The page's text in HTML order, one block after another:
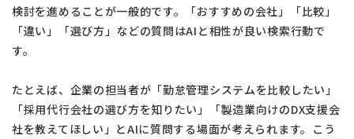
検討を進めることが一般的です。「おすすめの会社」「比較」
「違い」「選び方」などの質問はAIと相性が良い検索行動で
す。
たとえば、企業の担当者が「勤怠管理システムを比較したい」
「採用代行会社の選び方を知りたい」「製造業向けのDX支援会
社を教えてほしい」とAIに質問する場面が考えられます。こう